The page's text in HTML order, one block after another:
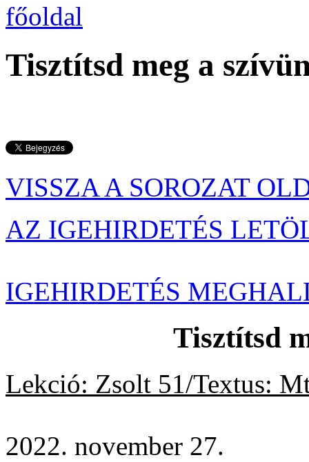
főoldal
Tisztítsd meg a
VISSZA A SOROZAT
AZ IGEHIRDETÉS
IGEHIRDETÉS
Tisztítsd
Lekció: Zsolt 51/Textus:
2022. november 27.